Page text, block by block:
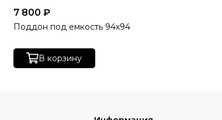
7 800 ₽
Поддон под емкость 94х94
В корзину